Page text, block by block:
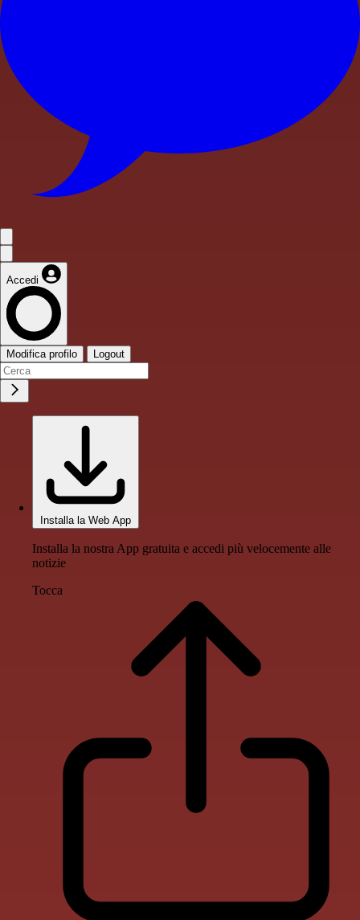
Accedi
Modifica profilo Logout
Installa la Web App
Installa la nostra App gratuita e accedi più velocemente alle
notizie
Tocca